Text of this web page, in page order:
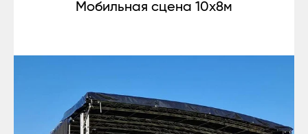
Мобильная сцена 10x8м